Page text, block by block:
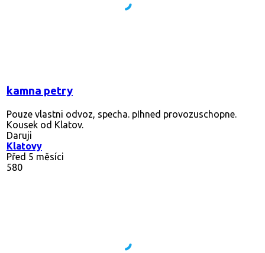
kamna petry
Pouze vlastni odvoz, specha. pIhned provozuschopne.
Kousek od Klatov.
Daruji
Klatovy
Před 5 měsíci
580